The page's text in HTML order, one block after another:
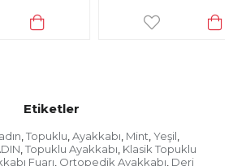
Etiketler
, Topuklu, Ayakkabı, Mint, Yeşil,
, Topuklu Ayakkabı, Klasik Topuklu
Fuarı, Ortopedik Ayakkabı, Deri